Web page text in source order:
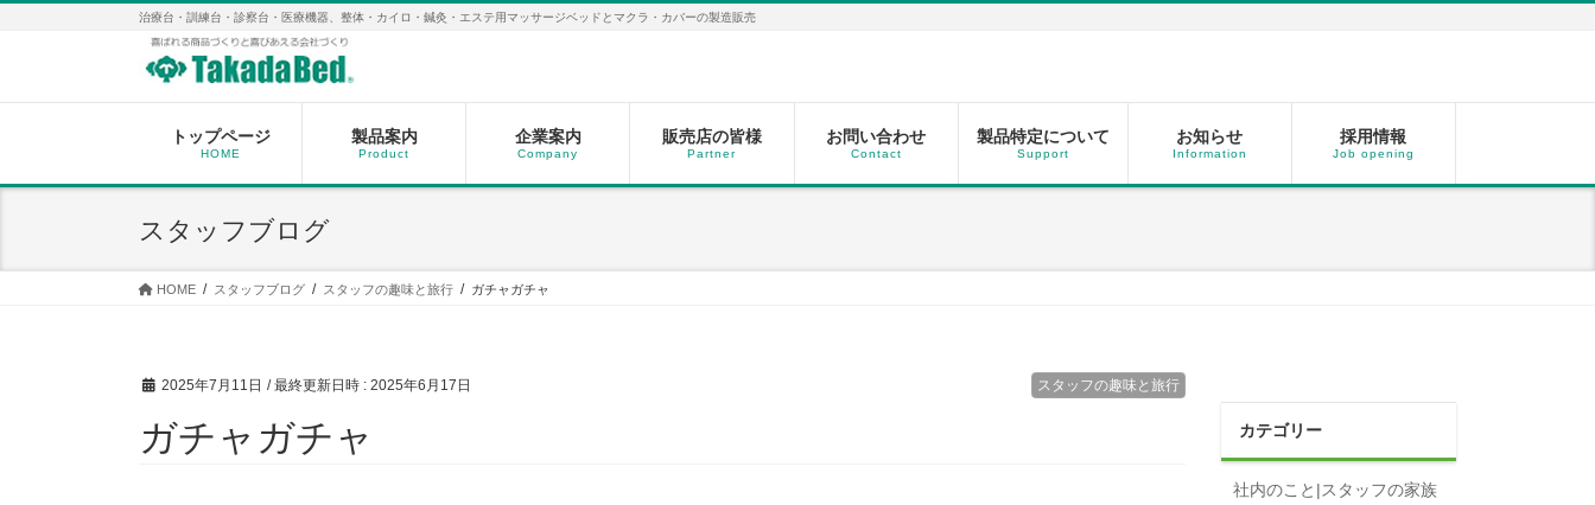
キ
に
治療台・訓練台・診察台・医療機器、整体・カイロ・鍼灸・エステ用マッサージベッドとマクラ・カバーの製造販売
トップページ
HOME
製品案内
Product
企業案内
Company
販売店の皆様
Partner
お問い合わせ
Contact
製品特定について
Support
お知らせ
Information
採用情報
Job opening
スタッフブログ
HOME スタッフブログ スタッフの趣味と旅行 ガチャガチャ
2025年7月11日 / 最終更新日時 : 2025年6月17日 スタッフの趣味と旅行
ガチャガチャ カテゴリー
社内のこと|スタッフの家族